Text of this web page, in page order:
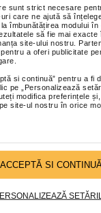
sunt strict necesare
care ne ajută să
îmbunătățirea modului
să fie mai exacte
site-ului nostru.
a oferi publicitate
si continuă” pentru a fi
pe „Personalizează
modifica preferințele
site-ul nostru în orice
ACCEPTĂ SI
negru